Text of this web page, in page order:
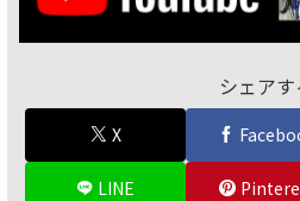
シェアす
X
LINE